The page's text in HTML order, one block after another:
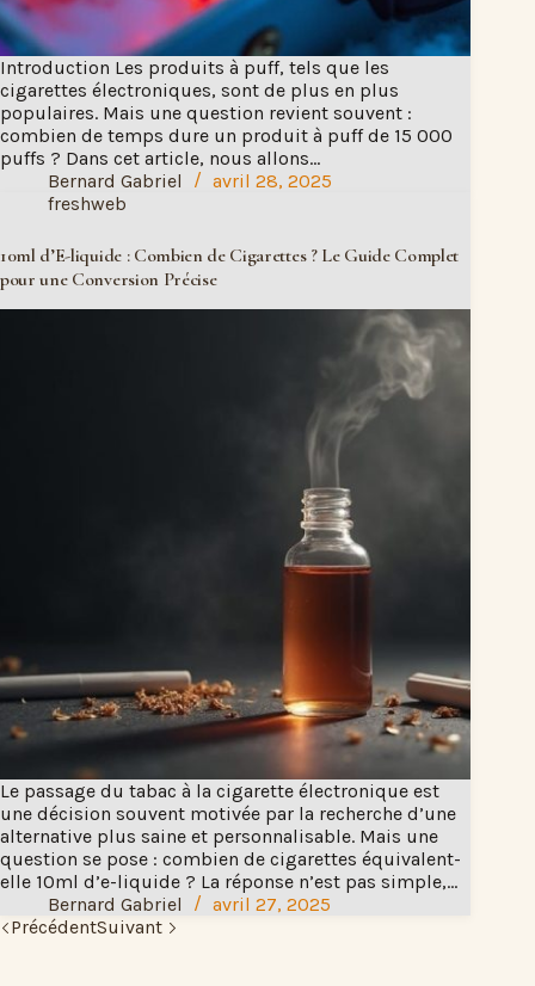
Introduction Les produits à puff, tels que les
cigarettes électroniques, sont de plus en plus
populaires. Mais une question revient souvent :
combien de temps dure un produit à puff de 15 000
puffs ? Dans cet article, nous allons…
Bernard Gabriel
avril 28, 2025
freshweb
10ml d’E-liquide : Combien de Cigarettes ? Le Guide Complet
pour une Conversion Précise
Le passage du tabac à la cigarette électronique est
une décision souvent motivée par la recherche d’une
alternative plus saine et personnalisable. Mais une
question se pose : combien de cigarettes équivalent-
elle 10ml d’e-liquide ? La réponse n’est pas simple,…
Bernard Gabriel
avril 27, 2025
PrécédentSuivant